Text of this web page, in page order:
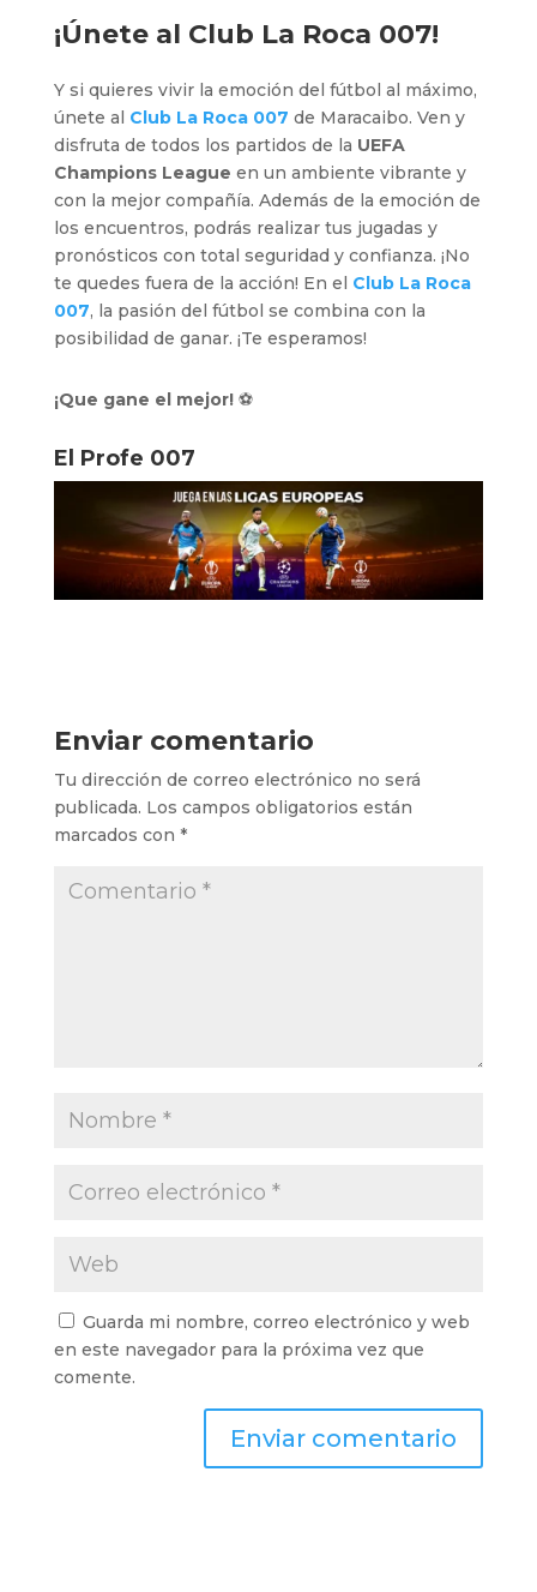
¡Únete al Club La Roca 007!
Y si quieres vivir la emoción del fútbol al máximo,
únete al Club La Roca 007 de Maracaibo. Ven y
disfruta de todos los partidos de la UEFA
Champions League en un ambiente vibrante y
con la mejor compañía. Además de la emoción de
los encuentros, podrás realizar tus jugadas y
pronósticos con total seguridad y confianza. ¡No
te quedes fuera de la acción! En el Club La Roca
007, la pasión del fútbol se combina con la
posibilidad de ganar. ¡Te esperamos!
¡Que gane el mejor!⚽
El Profe 007
Enviar comentario
Tu dirección de correo electrónico no será
publicada. Los campos obligatorios están
marcados con *
Guarda mi nombre, correo electrónico y web
en este navegador para la próxima vez que
comente.